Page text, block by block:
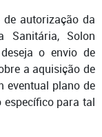
autorização da
Sanitária, Solon
o envio de
a aquisição de
eventual plano de
específico para tal